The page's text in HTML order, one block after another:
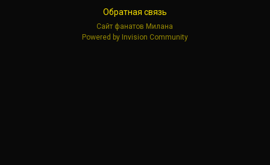
Обратная связь
Сайт фанатов Милана
Powered by Invision Community